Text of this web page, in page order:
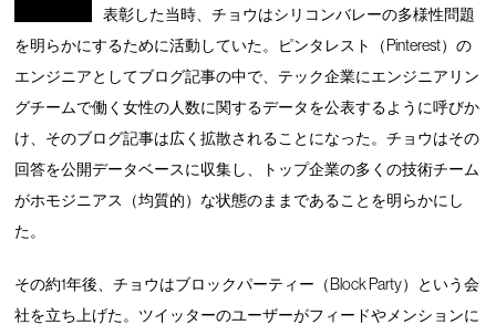
表彰した当時、チョウはシリコンバレーの多様性問題
を明らかにするために活動していた。ピンタレスト（Pinterest）の
エンジニアとしてブログ記事の中で、テック企業にエンジニアリン
グチームで働く女性の人数に関するデータを公表するように呼びか
け、そのブログ記事は広く拡散されることになった。チョウはその
回答を公開データベースに収集し、トップ企業の多くの技術チーム
がホモジニアス（均質的）な状態のままであることを明らかにし
た。
その約1年後、チョウはブロックパーティー（Block Party）という会
社を立ち上げた。ツイッターのユーザーがフィードやメンションに